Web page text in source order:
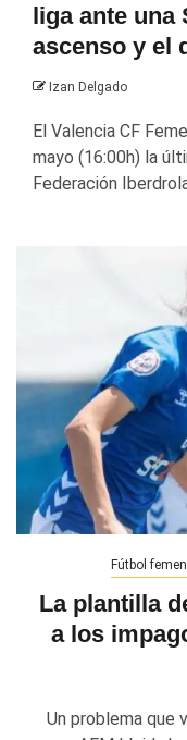
liga ante una
ascenso y el
Izan Delgado
El Valencia CF
mayo (16:00h) la
Federación
Fútbol
La plantilla
a los
Un problema que